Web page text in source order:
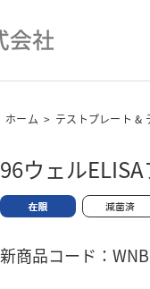
ホーム > テストプレート &
96ウェル
新商品コード：